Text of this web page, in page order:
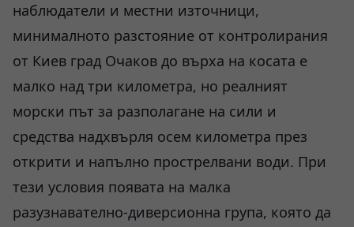
наблюдатели и местни източници,
минималното разстояние от контролирания
от Киев град Очаков до върха на косата е
малко над три километра, но реалният
морски път за разполагане на сили и
средства надхвърля осем километра през
открити и напълно прострелвани води. При
тези условия появата на малка
разузнавателно-диверсионна група, която да